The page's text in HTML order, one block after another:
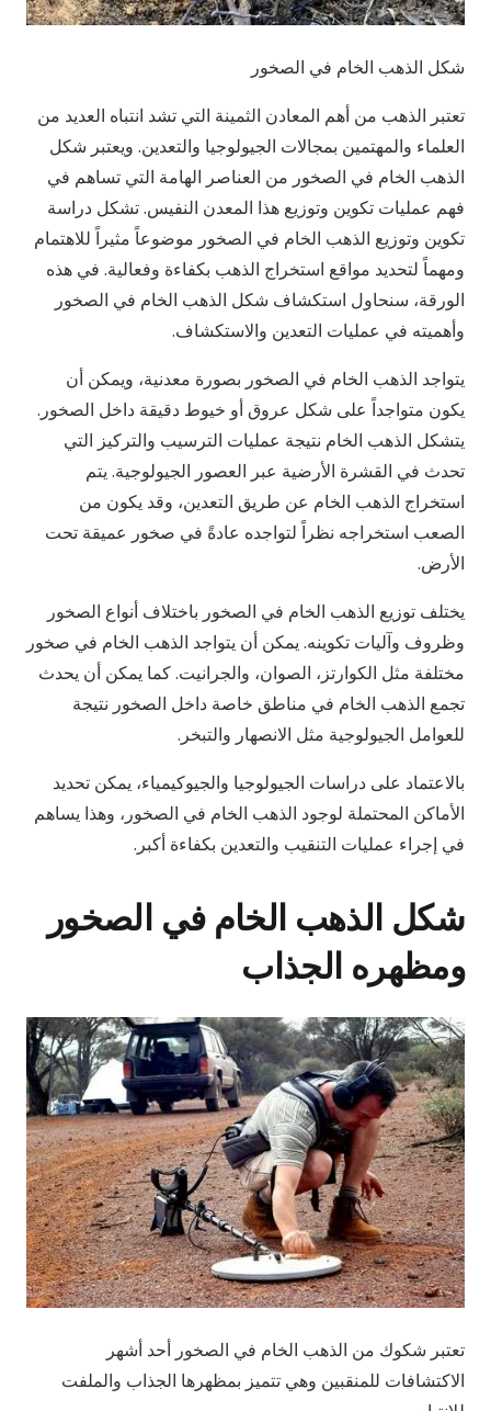
شكل الذهب الخام في الصخور
تعتبر الذهب من أهم المعادن الثمينة التي تشد انتباه العديد من
العلماء والمهتمين بمجالات الجيولوجيا والتعدين. ويعتبر شكل
الذهب الخام في الصخور من العناصر الهامة التي تساهم في
فهم عمليات تكوين وتوزيع هذا المعدن النفيس. تشكل دراسة
تكوين وتوزيع الذهب الخام في الصخور موضوعاً مثيراً للاهتمام
ومهماً لتحديد مواقع استخراج الذهب بكفاءة وفعالية. في هذه
الورقة، سنحاول استكشاف شكل الذهب الخام في الصخور
وأهميته في عمليات التعدين والاستكشاف.
يتواجد الذهب الخام في الصخور بصورة معدنية، ويمكن أن
يكون متواجداً على شكل عروق أو خيوط دقيقة داخل الصخور.
يتشكل الذهب الخام نتيجة عمليات الترسيب والتركيز التي
تحدث في القشرة الأرضية عبر العصور الجيولوجية. يتم
استخراج الذهب الخام عن طريق التعدين، وقد يكون من
الصعب استخراجه نظراً لتواجده عادةً في صخور عميقة تحت
الأرض.
يختلف توزيع الذهب الخام في الصخور باختلاف أنواع الصخور
وظروف وآليات تكوينه. يمكن أن يتواجد الذهب الخام في صخور
مختلفة مثل الكوارتز، الصوان، والجرانيت. كما يمكن أن يحدث
تجمع الذهب الخام في مناطق خاصة داخل الصخور نتيجة
للعوامل الجيولوجية مثل الانصهار والتبخر.
بالاعتماد على دراسات الجيولوجيا والجيوكيمياء، يمكن تحديد
الأماكن المحتملة لوجود الذهب الخام في الصخور، وهذا يساهم
في إجراء عمليات التنقيب والتعدين بكفاءة أكبر.
شكل الذهب الخام في الصخور
ومظهره الجذاب
تعتبر شكوك من الذهب الخام في الصخور أحد أشهر
الاكتشافات للمنقبين وهي تتميز بمظهرها الجذاب والملفت